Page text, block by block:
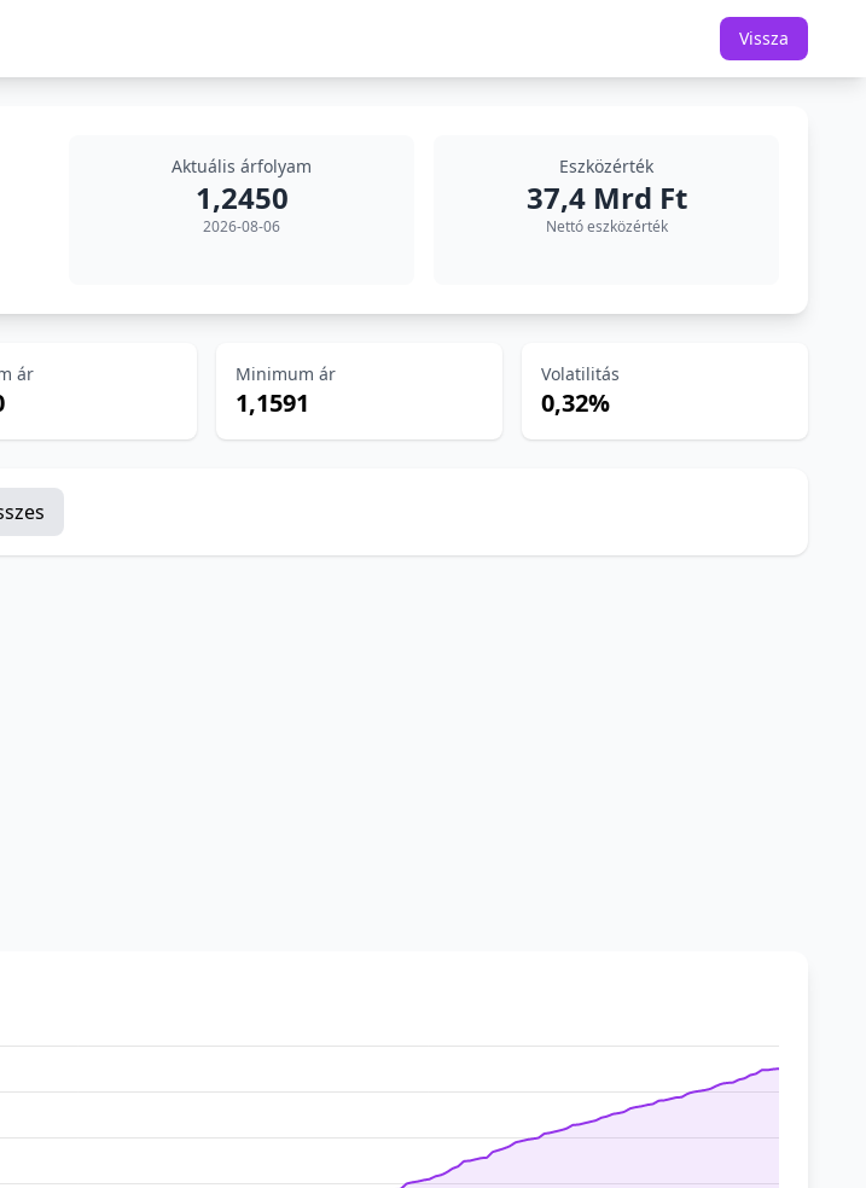
Vissza
Aktuális árfolyam
1,2450
2026-08-06
Eszközérték
37,4 Mrd Ft
Nettó eszközérték
ár Minimum ár
1,1591
Volatilitás
0,32%